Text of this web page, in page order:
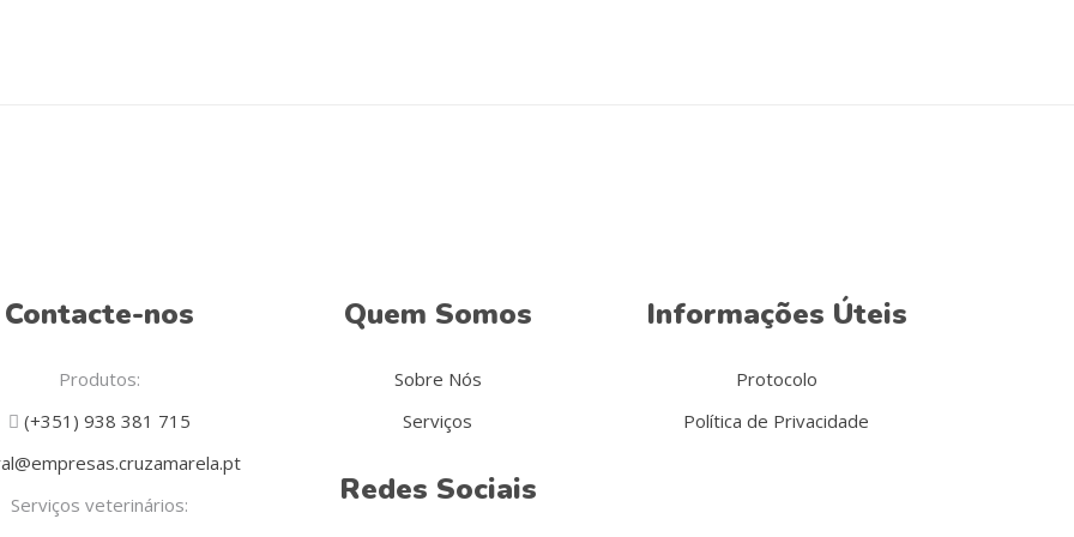
Contacte-nos
Produtos:
(+351) 938 381 715
Serviços veterinários:
Quem Somos
Sobre Nós
Serviços
Redes Sociais
Informações Úteis
Protocolo
Política de Privacidade